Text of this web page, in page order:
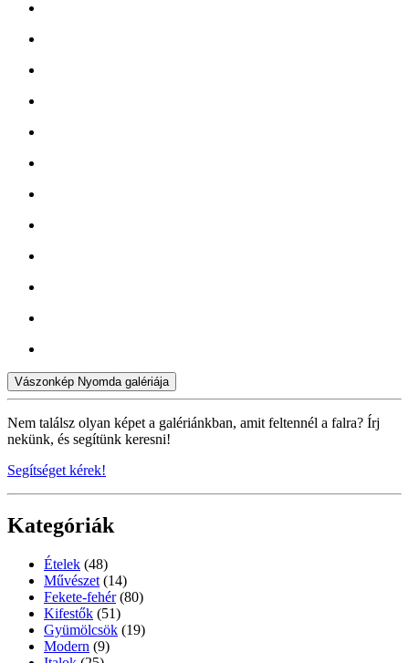
Vászonkép Nyomda galériája
Nem találsz olyan képet a galériánkban, amit feltennél a falra? Írj
nekünk, és segítünk keresni!
Segítséget kérek!
Kategóriák
Ételek (48)
Művészet (14)
Fekete-fehér (80)
Kifestők (51)
Gyümölcsök (19)
Modern (9)